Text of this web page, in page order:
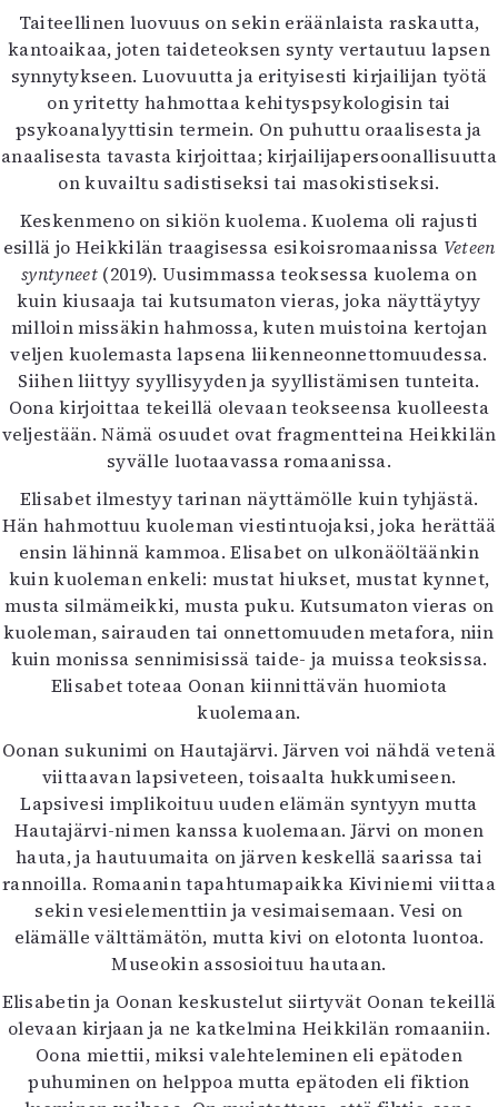
Tilaus ja irtonumerot
Yhteistyössä
Toimitus
Mediatiedot
Kaltio ry
Taiteellinen luovuus on sekin eräänlaista raskautta,
kantoaikaa, joten taideteoksen synty vertautuu lapsen
synnytykseen. Luovuutta ja erityisesti kirjailijan työtä
on yritetty hahmottaa kehityspsykologisin tai
psykoanalyyttisin termein. On puhuttu oraalisesta ja
anaalisesta tavasta kirjoittaa; kirjailijapersoonallisuutta
on kuvailtu sadistiseksi tai masokistiseksi.
Keskenmeno on sikiön kuolema. Kuolema oli rajusti
esillä jo Heikkilän traagisessa esikoisromaanissa Veteen
syntyneet (2019). Uusimmassa teoksessa kuolema on
kuin kiusaaja tai kutsumaton vieras, joka näyttäytyy
milloin missäkin hahmossa, kuten muistoina kertojan
veljen kuolemasta lapsena liikenneonnettomuudessa.
Siihen liittyy syyllisyyden ja syyllistämisen tunteita.
Oona kirjoittaa tekeillä olevaan teokseensa kuolleesta
veljestään. Nämä osuudet ovat fragmentteina Heikkilän
syvälle luotaavassa romaanissa.
Elisabet ilmestyy tarinan näyttämölle kuin tyhjästä.
Hän hahmottuu kuoleman viestintuojaksi, joka herättää
ensin lähinnä kammoa. Elisabet on ulkonäöltäänkin
kuin kuoleman enkeli: mustat hiukset, mustat kynnet,
musta silmämeikki, musta puku. Kutsumaton vieras on
kuoleman, sairauden tai onnettomuuden metafora, niin
kuin monissa sennimisissä taide- ja muissa teoksissa.
Elisabet toteaa Oonan kiinnittävän huomiota
kuolemaan.
Oonan sukunimi on Hautajärvi. Järven voi nähdä vetenä
viittaavan lapsiveteen, toisaalta hukkumiseen.
Lapsivesi implikoituu uuden elämän syntyyn mutta
Hautajärvi-nimen kanssa kuolemaan. Järvi on monen
hauta, ja hautuumaita on järven keskellä saarissa tai
rannoilla. Romaanin tapahtumapaikka Kiviniemi viittaa
sekin vesielementtiin ja vesimaisemaan. Vesi on
elämälle välttämätön, mutta kivi on elotonta luontoa.
Museokin assosioituu hautaan.
Elisabetin ja Oonan keskustelut siirtyvät Oonan tekeillä
olevaan kirjaan ja ne katkelmina Heikkilän romaaniin.
Oona miettii, miksi valehteleminen eli epätoden
puhuminen on helppoa mutta epätoden eli fiktion